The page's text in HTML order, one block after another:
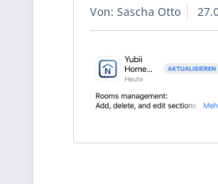
Von: Sascha Otto